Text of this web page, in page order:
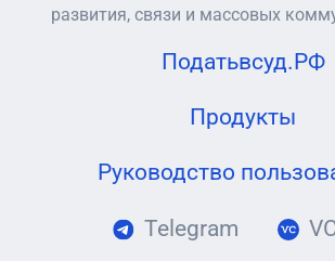
развития, связи и массовых
Податьвсуд.РФ
Продукты
Руководство
Telegram